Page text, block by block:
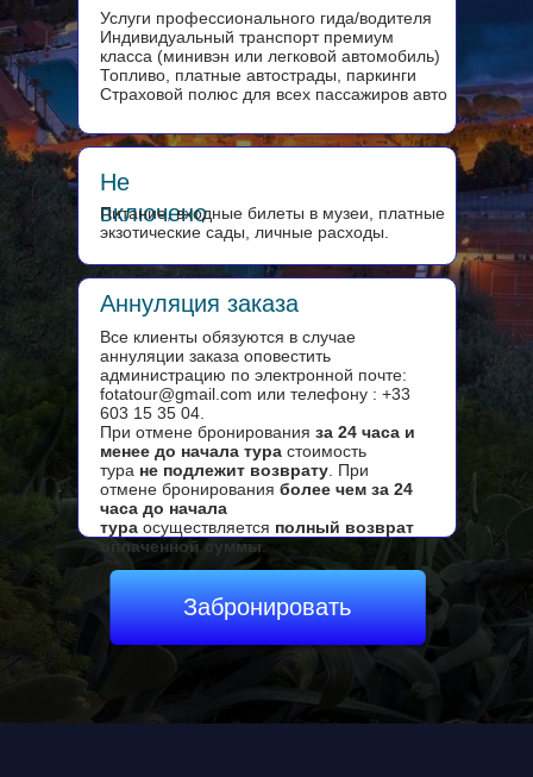
Оставить заявку
Услуги профессионального гида/водителя
Индивидуальный транспорт премиум
класса (минивэн или легковой автомобиль)
Топливо, платные автострады, паркинги
Страховой полюс для всех пассажиров авто
Не
включено
Питание, входные билеты в музеи, платные
экзотические сады, личные расходы.
Все клиенты обязуются в случае
аннуляции заказа оповестить
администрацию по электронной почте:
fotatour@gmail.com или телефону : +33
603 15 35 04.
При отмене бронирования за 24 часа и
менее до начала тура стоимость
тура не подлежит возврату . При
отмене бронирования более чем за 24
часа до начала
тура осуществляется полный возврат
оплаченной суммы
Аннуляция заказа
Забронировать